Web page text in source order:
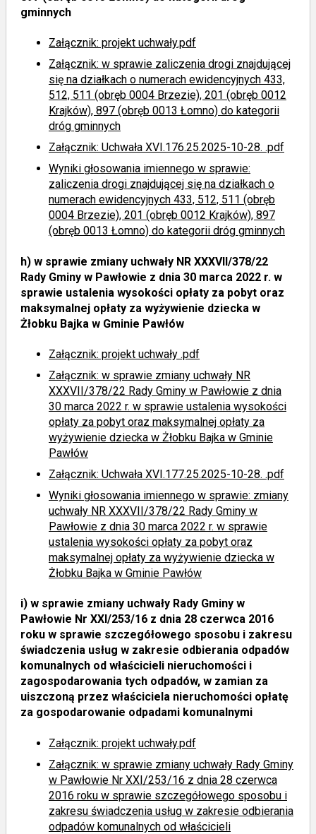
gminnych
Załącznik: projekt uchwały.pdf
Załącznik: w sprawie zaliczenia drogi znajdującej
się na działkach o numerach ewidencyjnych 433,
512, 511 (obręb 0004 Brzezie), 201 (obręb 0012
Krajków), 897 (obręb 0013 Łomno) do kategorii
dróg gminnych
Załącznik: Uchwała XVI.176.25.2025-10-28. .pdf
Wyniki głosowania imiennego w sprawie:
zaliczenia drogi znajdującej się na działkach o
numerach ewidencyjnych 433, 512, 511 (obręb
0004 Brzezie), 201 (obręb 0012 Krajków), 897
(obręb 0013 Łomno) do kategorii dróg gminnych
h) w sprawie zmiany uchwały NR XXXVII/378/22
Rady Gminy w Pawłowie z dnia 30 marca 2022 r. w
sprawie ustalenia wysokości opłaty za pobyt oraz
maksymalnej opłaty za wyżywienie dziecka w
Żłobku Bajka w Gminie Pawłów
Załącznik: projekt uchwały .pdf
Załącznik: w sprawie zmiany uchwały NR
XXXVII/378/22 Rady Gminy w Pawłowie z dnia
30 marca 2022 r. w sprawie ustalenia wysokości
opłaty za pobyt oraz maksymalnej opłaty za
wyżywienie dziecka w Żłobku Bajka w Gminie
Pawłów
Załącznik: Uchwała XVI.177.25.2025-10-28. .pdf
Wyniki głosowania imiennego w sprawie: zmiany
uchwały NR XXXVII/378/22 Rady Gminy w
Pawłowie z dnia 30 marca 2022 r. w sprawie
ustalenia wysokości opłaty za pobyt oraz
maksymalnej opłaty za wyżywienie dziecka w
Żłobku Bajka w Gminie Pawłów
i) w sprawie zmiany uchwały Rady Gminy w
Pawłowie Nr XXI/253/16 z dnia 28 czerwca 2016
roku w sprawie szczegółowego sposobu i zakresu
świadczenia usług w zakresie odbierania odpadów
komunalnych od właścicieli nieruchomości i
zagospodarowania tych odpadów, w zamian za
uiszczoną przez właściciela nieruchomości opłatę
za gospodarowanie odpadami komunalnymi
Załącznik: projekt uchwały.pdf
Załącznik: w sprawie zmiany uchwały Rady Gminy
w Pawłowie Nr XXI/253/16 z dnia 28 czerwca
2016 roku w sprawie szczegółowego sposobu i
zakresu świadczenia usług w zakresie odbierania
odpadów komunalnych od właścicieli